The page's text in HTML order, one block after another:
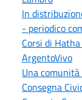
In
- periodico
Corsi di
ArgentoVivo
Una
Consegna